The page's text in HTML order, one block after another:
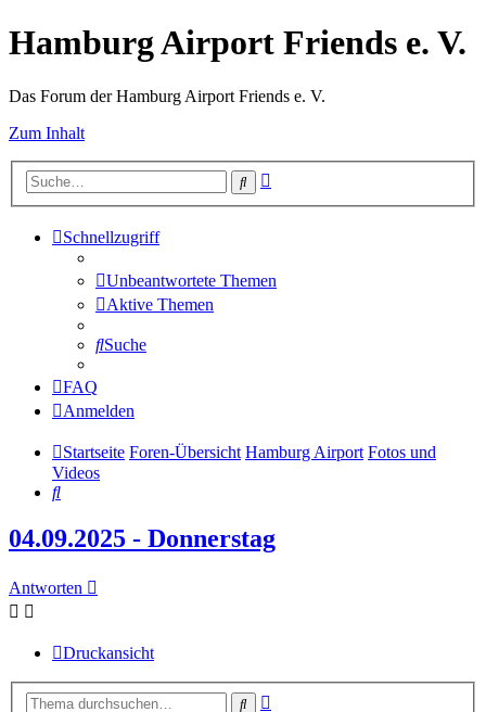
Hamburg Airport Friends e. V.
Das Forum der Hamburg Airport Friends e. V.
Zum Inhalt
Suche
Schnellzugriff
Unbeantwortete Themen
Aktive Themen
Suche
FAQ
Anmelden
Startseite Foren-Übersicht Hamburg Airport Fotos und
Videos
Suche
04.09.2025 - Donnerstag
Antworten
Druckansicht
Suche